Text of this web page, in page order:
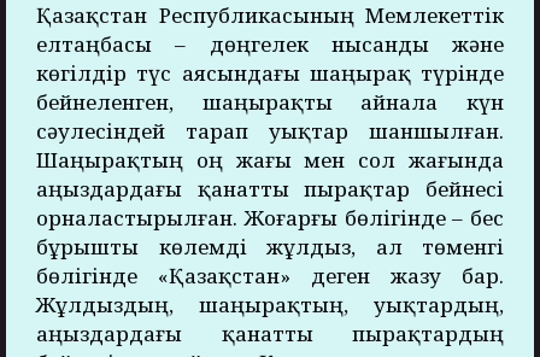
Қазақстан Республикасының Мемлекеттік
елтаңбасы – дөңгелек нысанды және
көгілдір түс аясындағы шаңырақ түрінде
бейнеленген, шаңырақты айнала күн
сәулесіндей тарап уықтар шаншылған.
Шаңырақтың оң жағы мен сол жағында
аңыздардағы қанатты пырақтар бейнесі
орналастырылған. Жоғарғы бөлігінде – бес
бұрышты көлемді жұлдыз, ал төменгі
бөлігінде «Қазақстан» деген жазу бар.
Жұлдыздың, шаңырақтың, уықтардың,
аңыздардағы қанатты пырақтардың